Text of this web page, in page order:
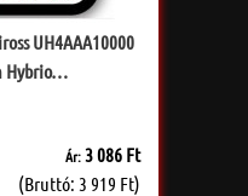
UH4AAA10000
Hybrio
Ár:3 086 Ft
(Bruttó: 3 919 Ft)